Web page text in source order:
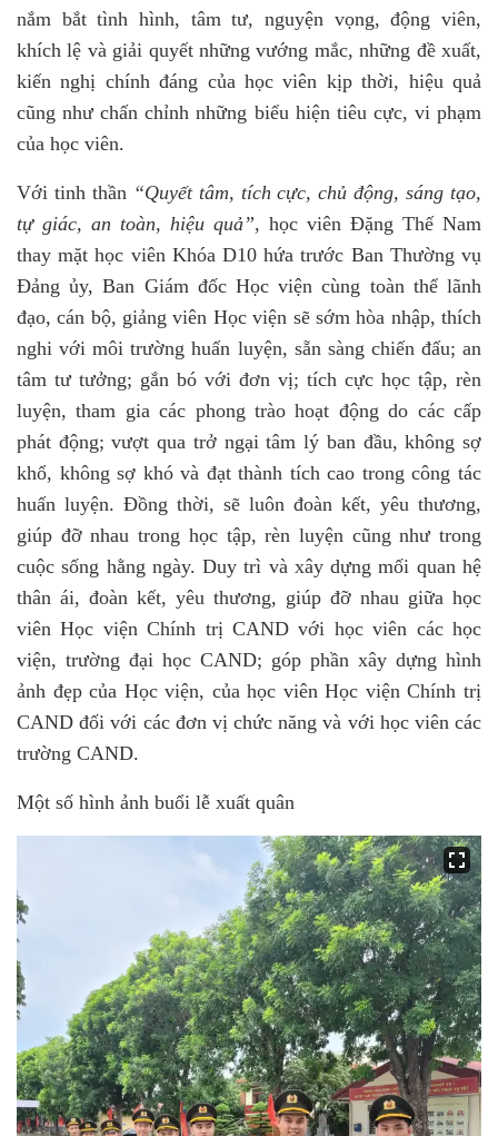
nắm bắt tình hình, tâm tư, nguyện vọng, động viên,
khích lệ và giải quyết những vướng mắc, những đề xuất,
kiến nghị chính đáng của học viên kịp thời, hiệu quả
cũng như chấn chỉnh những biểu hiện tiêu cực, vi phạm
của học viên.
Với tinh thần “Quyết tâm, tích cực, chủ động, sáng tạo,
tự giác, an toàn, hiệu quả”, học viên Đặng Thế Nam
thay mặt học viên Khóa D10 hứa trước Ban Thường vụ
Đảng ủy, Ban Giám đốc Học viện cùng toàn thể lãnh
đạo, cán bộ, giảng viên Học viện sẽ sớm hòa nhập, thích
nghi với môi trường huấn luyện, sẵn sàng chiến đấu; an
tâm tư tưởng; gắn bó với đơn vị; tích cực học tập, rèn
luyện, tham gia các phong trào hoạt động do các cấp
phát động; vượt qua trở ngại tâm lý ban đầu, không sợ
khổ, không sợ khó và đạt thành tích cao trong công tác
huấn luyện. Đồng thời, sẽ luôn đoàn kết, yêu thương,
giúp đỡ nhau trong học tập, rèn luyện cũng như trong
cuộc sống hằng ngày. Duy trì và xây dựng mối quan hệ
thân ái, đoàn kết, yêu thương, giúp đỡ nhau giữa học
viên Học viện Chính trị CAND với học viên các học
viện, trường đại học CAND; góp phần xây dựng hình
ảnh đẹp của Học viện, của học viên Học viện Chính trị
CAND đối với các đơn vị chức năng và với học viên các
trường CAND.
Một số hình ảnh buổi lễ xuất quân